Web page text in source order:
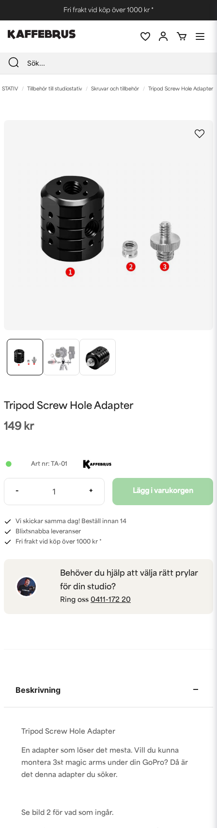
Fri frakt vid köp över 1000 kr *
STATIV Tillbehör till studiostativ Skruvar och tillbehör Tripod Screw Hole Adapter
Tripod Screw Hole Adapter
149 kr
TA-01
- + Lägg i varukorgen
Vi skickar samma dag! Beställ innan 14
Blixtsnabba leveranser
Fri frakt vid köp över 1000 kr *
Behöver du hjälp att välja rätt prylar
för din studio?
Ring oss 0411-172 20
Beskrivning
Tripod Screw Hole Adapter
En adapter som löser det mesta. Vill du kunna
montera 3st magic arms under din GoPro? Då är
det denna adapter du söker.
Se bild 2 för vad som ingår.